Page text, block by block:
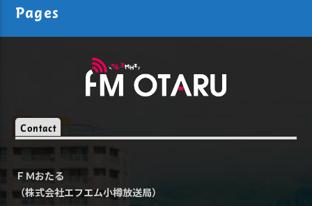
Pages
Contact
ＦＭおたる
（株式会社エフエム小樽放送局）